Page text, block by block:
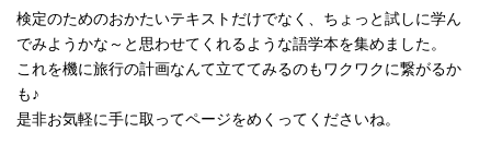
検定のためのおかたいテキストだけでなく、ちょっと試しに学ん
でみようかな～と思わせてくれるような語学本を集めました。
これを機に旅行の計画なんて立ててみるのもワクワクに繋がるか
も♪
是非お気軽に手に取ってページをめくってくださいね。